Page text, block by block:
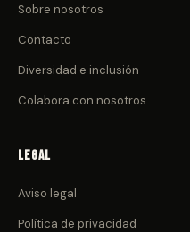
Sobre nosotros
Contacto
Diversidad e inclusión
Colabora con nosotros
Legal
Aviso legal
Política de privacidad